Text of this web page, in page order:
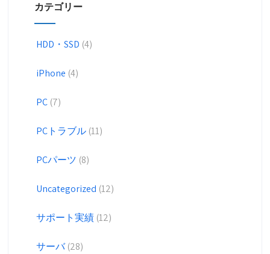
カテゴリー
HDD・SSD (4)
iPhone (4)
PC(7)
PCトラブル(11)
PCパーツ (8)
Uncategorized (12)
サポート実績(12)
サーバ(28)